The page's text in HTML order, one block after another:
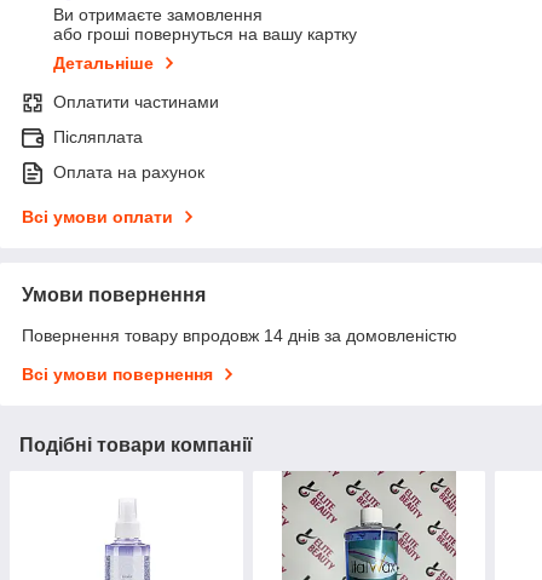
Ви отримаєте замовлення
або гроші повернуться на вашу картку
Детальніше
Оплатити частинами
Післяплата
Оплата на рахунок
Всі умови оплати
Умови повернення
Повернення товару впродовж 14 днів за домовленістю
Всі умови повернення
Подібні товари компанії